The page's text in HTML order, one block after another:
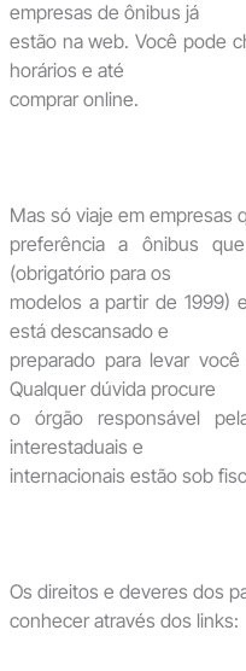
empresas de ônibus já
estão na web. Você pode
horários e até
comprar online.
Mas só viaje em empresas
preferência a ônibus
(obrigatório para os
modelos a partir de 1999)
está descansado e
preparado para levar
Qualquer dúvida procure
o órgão responsável
interestaduais e
internacionais estão sob
Os direitos e deveres dos
conhecer através dos links: